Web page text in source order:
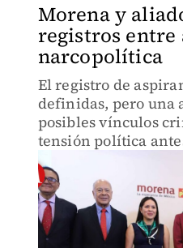
Morena y
registros
narcopolítica
El registro de
definidas, pero una
posibles vínculos
tensión política